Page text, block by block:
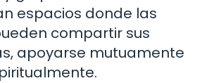
espacios donde las
compartir sus
apoyarse mutuamente